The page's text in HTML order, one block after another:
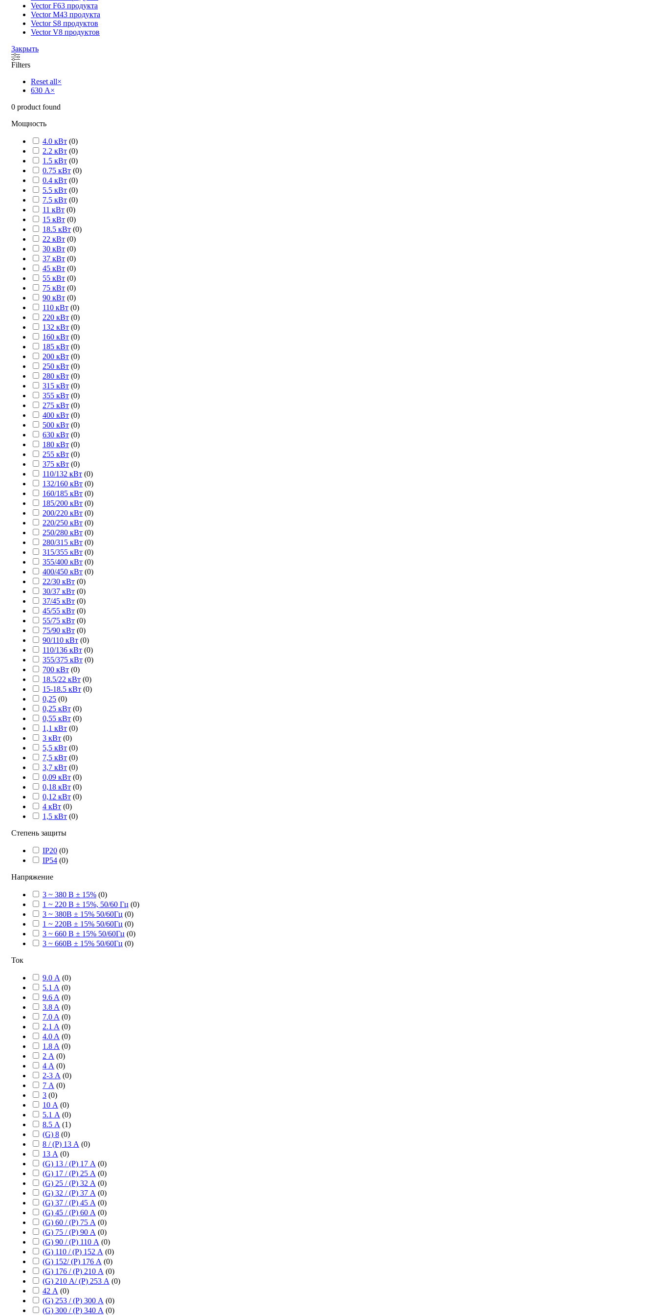
Vector F63 продукта
Vector M43 продукта
Vector S8 продуктов
Vector V8 продуктов
Закрыть
Filters
Reset all×
630 А×
0 product found
Мощность
4.0 кВт (0)
2.2 кВт (0)
1.5 кВт (0)
0.75 кВт (0)
0.4 кВт (0)
5.5 кВт (0)
7.5 кВт (0)
11 кВт (0)
15 кВт (0)
18.5 кВт (0)
22 кВт (0)
30 кВт (0)
37 кВт (0)
45 кВт (0)
55 кВт (0)
75 кВт (0)
90 кВт (0)
110 кВт (0)
220 кВт (0)
132 кВт (0)
160 кВт (0)
185 кВт (0)
200 кВт (0)
250 кВт (0)
280 кВт (0)
315 кВт (0)
355 кВт (0)
275 кВт (0)
400 кВт (0)
500 кВт (0)
630 кВт (0)
180 кВт (0)
255 кВт (0)
375 кВт (0)
110/132 кВт (0)
132/160 кВт (0)
160/185 кВт (0)
185/200 кВт (0)
200/220 кВт (0)
220/250 кВт (0)
250/280 кВт (0)
280/315 кВт (0)
315/355 кВт (0)
355/400 кВт (0)
400/450 кВт (0)
22/30 кВт (0)
30/37 кВт (0)
37/45 кВт (0)
45/55 кВт (0)
55/75 кВт (0)
75/90 кВт (0)
90/110 кВт (0)
110/136 кВт (0)
355/375 кВт (0)
700 кВт (0)
18.5/22 кВт (0)
15-18.5 кВт (0)
0,25 (0)
0,25 кВт (0)
0,55 кВт (0)
1,1 кВт (0)
3 кВт (0)
5,5 кВт (0)
7,5 кВт (0)
3,7 кВт (0)
0,09 кВт (0)
0,18 кВт (0)
0,12 кВт (0)
4 кВт (0)
1,5 кВт (0)
Степень защиты
IP20 (0)
IP54 (0)
Напряжение
3 ~ 380 В ± 15% (0)
1 ~ 220 В ± 15%, 50/60 Гц (0)
3 ~ 380В ± 15% 50/60Гц (0)
1 ~ 220В ± 15% 50/60Гц (0)
3 ~ 660 В ± 15% 50/60Гц (0)
3 ~ 660В ± 15% 50/60Гц (0)
Ток
9.0 А (0)
5.1 A (0)
9.6 A (0)
3.8 A (0)
7.0 A (0)
2.1 A (0)
4.0 A (0)
1.8 A (0)
2 А (0)
4 А (0)
2-3 А (0)
7 А (0)
3 (0)
10 А (0)
5.1 А (0)
8.5 А (1)
(G) 8 (0)
8 / (P) 13 А (0)
13 А (0)
(G) 13 / (P) 17 А (0)
(G) 17 / (P) 25 А (0)
(G) 25 / (P) 32 А (0)
(G) 32 / (P) 37 А (0)
(G) 37 / (P) 45 А (0)
(G) 45 / (P) 60 А (0)
(G) 60 / (P) 75 А (0)
(G) 75 / (P) 90 А (0)
(G) 90 / (P) 110 А (0)
(G) 110 / (P) 152 А (0)
(G) 152/ (P) 176 А (0)
(G) 176 / (P) 210 А (0)
(G) 210 А/ (P) 253 А (0)
42 А (0)
(G) 253 / (P) 300 А (0)
(G) 300 / (P) 340 А (0)